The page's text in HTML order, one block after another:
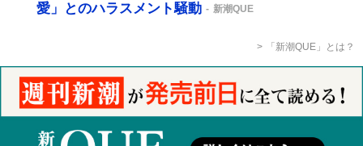
愛」とのハラスメント騒動
新潮QUE
「新潮QUE」とは？